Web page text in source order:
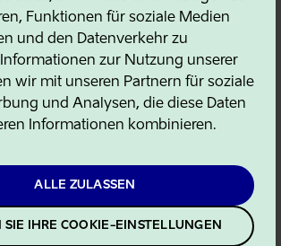
Funktionen für soziale Medien
und den Datenverkehr zu
zur Nutzung unserer
wir mit unseren Partnern für soziale
und Analysen, die diese Daten
Informationen kombinieren.
ALLE ZULASSEN
SIE IHRE COOKIE-EINSTELLUNGEN